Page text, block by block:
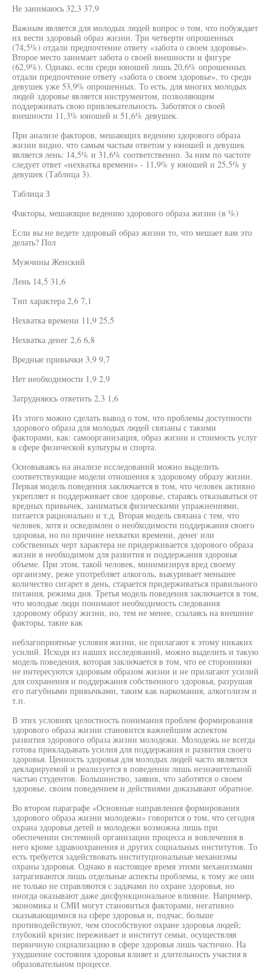
Не занимаюсь 32,3 37,9
Важным является для молодых людей вопрос о том, что побуждает
их вести здоровый образ жизни. Три четверти опрошенных
(74,5%) отдали предпочтение ответу «забота о своем здоровье».
Второе место занимает забота о своей внешности и фигуре
(62,9%). Однако, если среди юношей лишь 20,6% опрошенных
отдали предпочтение ответу «забота о своем здоровье», то среди
девушек уже 53,9% опрошенных. То есть, для многих молодых
людей здоровье является инструментом, позволяющим
поддерживать свою привлекательность. Заботятся о своей
внешности 11,3% юношей и 51,6% девушек.
При анализе факторов, мешающих ведению здорового образа
жизни видно, что самым частым ответом у юношей и девушек
является лень: 14,5% и 31,6% соответственно. За ним по частоте
следует ответ «нехватка времени» - 11,9% у юношей и 25,5% у
девушек (Таблица 3).
Таблица З
Факторы, мешающие ведению здорового образа жизни (в %)
Если вы не ведете здоровый образ жизни то, что мешает вам это
делать? Пол
Мужчины Женский
Лень 14,5 31,6
Тип характера 2,6 7,1
Нехватка времени 11,9 25,5
Нехватка денег 2,6 6,8
Вредные привычки 3,9 9,7
Нет необходимости 1,9 2,9
Затрудняюсь ответить 2,3 1,6
Из этого можно сделать вывод о том, что проблемы доступности
здорового образа для молодых людей связаны с такими
факторами, как: самоорганизация, образ жизни и стоимость услуг
в сфере физической культуры и спорта.
Основываясь на анализе исследований можно выделить
соответствующие модели отношения к здоровому образу жизни.
Первая модель поведения заключается в том, что человек активно
укрепляет и поддерживает свое здоровье, стараясь отказываться от
вредных привычек, заниматься физическими упражнениями,
питается рационально и т.д. Вторая модель связана с тем, что
человек, хотя и осведомлен о необходимости поддержания своего
здоровья, но по причине нехватки времени, денег или
собственных черт характера не придерживается здорового образа
жизни в необходимом для развития и поддержания здоровья
объеме. При этом, такой человек, минимизируя вред своему
организму, реже употребляет алкоголь, выкуривает меньшее
количество сигарет в день, старается придерживаться правильного
питания, режима дня. Третья модель поведения заключается в том,
что молодые люди понимают необходимость следования
здоровому образу жизни, но, тем не менее, ссылаясь на внешние
факторы, такие как
неблагоприятные условия жизни, не прилагают к этому никаких
усилий. Исходя из наших исследований, можно выделить и такую
модель поведения, которая заключается в том, что ее сторонники
не интересуются здоровым образом жизни и не прилагают усилий
для сохранения и поддержания собственного здоровья, разрушая
его пагубными привычками, таким как наркомания, алкоголизм и
т.п.
В этих условиях целостность понимания проблем формирования
здорового образа жизни становится важнейшим аспектом
развития здорового образа жизни молодежи. Молодежь не всегда
готова прикладывать усилия для поддержания и развития своего
здоровья. Ценность здоровья для молодых людей часто является
декларируемой и реализуется в поведении лишь незначительной
частью студентов. Большинство, заявив, что заботятся о своем
здоровье, своим поведением и действиями доказывают обратное.
Во втором параграфе «Основные направления формирования
здорового образа жизни молодежи» говорится о том, что сегодня
охрана здоровья детей и молодежи возможна лишь при
обеспечении системной организации процесса и вовлечения в
него кроме здравоохранения и других социальных институтов. То
есть требуется задействовать институциональные механизмы
охраны здоровья. Однако в настоящее время этими механизмами
затрагиваются лишь отдельные аспекты проблемы, к тому же они
не только не справляются с задачами по охране здоровья, но
иногда оказывают даже дисфункциональное влияние. Например,
экономика и СМИ могут становиться факторами, негативно
сказывающимися на сфере здоровья и, подчас, больше
противодействуют, чем способствуют охране здоровья людей;
глубокий кризис переживает и институт семьи, осуществляя
первичную социализацию в сфере здоровья лишь частично. На
ухудшение состояния здоровья влияет и длительность участия в
образовательном процессе.